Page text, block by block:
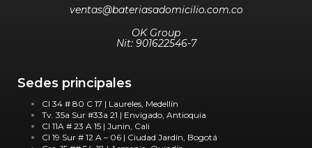
ventas@bateriasadomicilio.com.co
OK Group
Nit: 901622546-7
Sedes principales
Cl 34 # 80 C 17 | Laureles, Medellín
Tv. 35a Sur #33a 21 | Envigado, Antioquia
Cl 11A # 23 A 15 | Junin, Cali
Cl 19 Sur # 12 A – 06 | Ciudad Jardín, Bogotá